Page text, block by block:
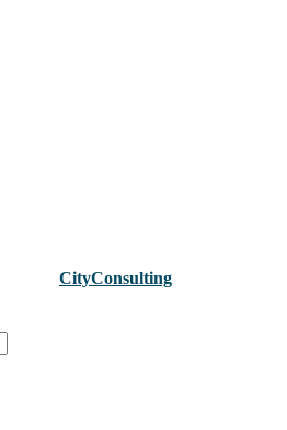
CityConsulting